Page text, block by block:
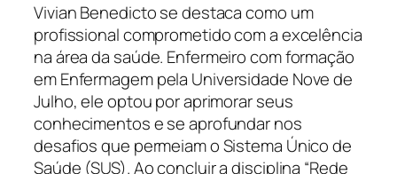
Vivian Benedicto se destaca como um
profissional comprometido com a excelência
na área da saúde. Enfermeiro com formação
em Enfermagem pela Universidade Nove de
Julho, ele optou por aprimorar seus
conhecimentos e se aprofundar nos
desafios que permeiam o Sistema Único de
Saúde (SUS). Ao concluir a disciplina “Rede